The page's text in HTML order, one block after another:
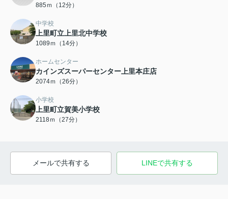
885ｍ（12分）
中学校
上里町立上里北中学校
1089ｍ（14分）
ホームセンター
カインズスーパーセンター上里本庄店
2074ｍ（26分）
小学校
上里町立賀美小学校
2118ｍ（27分）
メールで共有する LINEで共有する